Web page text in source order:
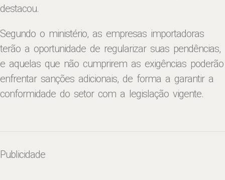
destacou.
Segundo o ministério, as empresas importadoras
terão a oportunidade de regularizar suas pendências,
e aquelas que não cumprirem as exigências poderão
enfrentar sanções adicionais, de forma a garantir a
conformidade do setor com a legislação vigente.
Publicidade